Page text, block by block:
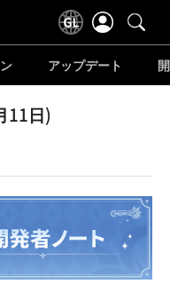
アップデート
11日)